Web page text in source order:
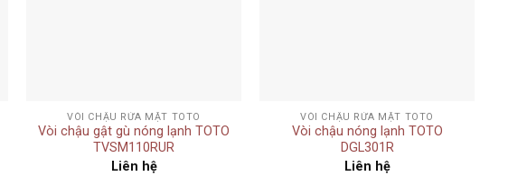
VÒI CHẬU RỬA MẶT TOTO
Vòi chậu gật gù nóng lạnh TOTO
TVSM110RUR
Liên hệ
VÒI CHẬU RỬA MẶT TOTO
Vòi chậu nóng lạnh TOTO
DGL301R
Liên hệ